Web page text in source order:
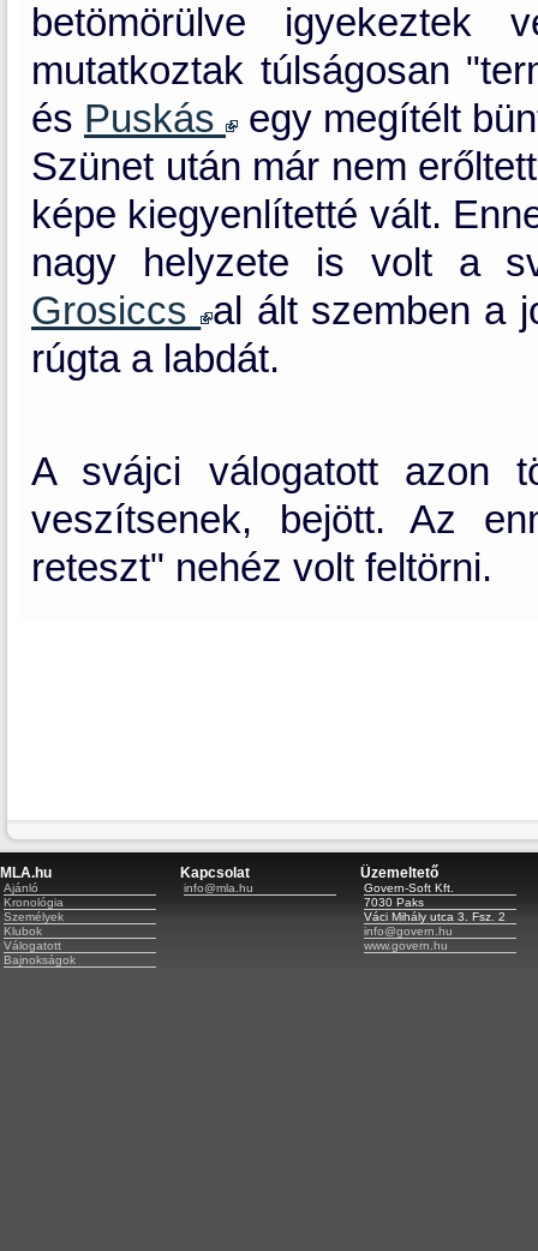
betömörülve
mutatkoztak túlságosan
és Puskás
egy megítélt
Szünet után már nem
képe kiegyenlítetté vált.
nagy helyzete is volt a
Grosiccs al ált szemben a
rúgta a labdát.
A svájci válogatott azon
veszítsenek, bejött. Az
reteszt" nehéz volt feltörni.
MLA.hu
Ajánló
Kronológia
Személyek
Klubok
Válogatott
Bajnokságok
Kapcsolat
info@mla.hu
Üzemeltető
Govern-Soft Kft.
7030 Paks
Váci Mihály utca 3. Fsz. 2
info@govern.hu
www.govern.hu